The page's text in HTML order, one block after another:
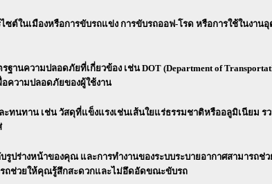
ต์ในเมืองหรือการขับรถแข่ง การขับรถออฟ-โรด หรือการใช้ในงา
ความปลอดภัยที่เกี่ยวข้อง เช่น DOT (Department of
ความปลอดภัยของผู้ใช้งาน
ทาน เช่น วัสดุที่แข็งแรงเช่นเส้นใยแร่ธรรมชาติหรืออลูมิเนียม
ร่างหน้าของคุณ และการทำงานของระบบระบายอากาศสามารถ
ถช่วยให้คุณรู้สึกสะดวกและไม่อึดอัดขณะขับรถ